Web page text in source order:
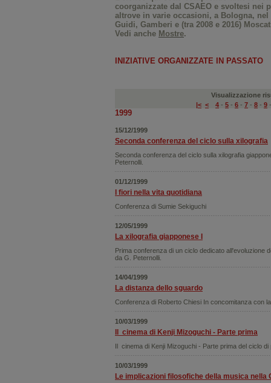
coorganizzate dal CSAEO e svoltesi nei
altrove in varie occasioni, a Bologna,
Guidi, Gamberi e (tra 2008 e 2016)
Vedi anche Mostre.
INIZIATIVE ORGANIZZATE IN PASSATO
Visualizzazione
|< < 4 - 5 - 6 - 7 - 8 - 9
1999
15/12/1999
Seconda conferenza del ciclo sulla xilografia
Seconda conferenza del ciclo sulla xilografia
Peternolli.
01/12/1999
I fiori nella vita quotidiana
Conferenza di Sumie Sekiguchi
12/05/1999
La xilografia giapponese I
Prima conferenza di un ciclo dedicato all'evoluzione
da G. Peternolli.
14/04/1999
La distanza dello sguardo
Conferenza di Roberto Chiesi In concomitanza con
10/03/1999
Il cinema di Kenji Mizoguchi - Parte prima
Il cinema di Kenji Mizoguchi - Parte prima del ciclo di
10/03/1999
Le implicazioni filosofiche della musica nella